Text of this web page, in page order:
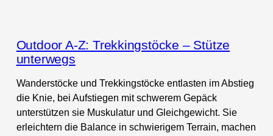
Outdoor A-Z: Trekkingstöcke – Stütze
unterwegs
Wanderstöcke und Trekkingstöcke entlasten im Abstieg
die Knie, bei Aufstiegen mit schwerem Gepäck
unterstützen sie Muskulatur und Gleichgewicht. Sie
erleichtern die Balance in schwierigem Terrain, machen